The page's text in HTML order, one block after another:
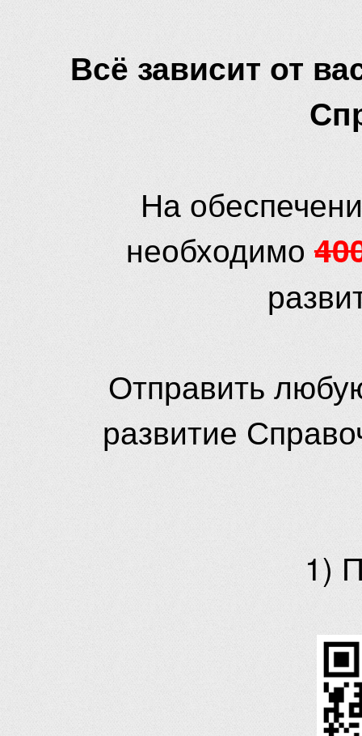
Всё зависит от
На
необходимо
Отправить
развитие
1)